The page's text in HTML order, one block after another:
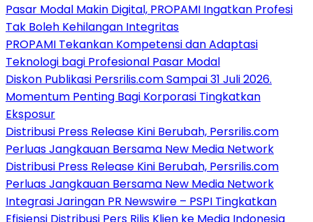
Pasar Modal Makin Digital, PROPAMI Ingatkan Profesi
Tak Boleh Kehilangan Integritas
PROPAMI Tekankan Kompetensi dan Adaptasi
Teknologi bagi Profesional Pasar Modal
Diskon Publikasi Persrilis.com Sampai 31 Juli 2026.
Momentum Penting Bagi Korporasi Tingkatkan
Eksposur
Distribusi Press Release Kini Berubah, Persrilis.com
Perluas Jangkauan Bersama New Media Network
Distribusi Press Release Kini Berubah, Persrilis.com
Perluas Jangkauan Bersama New Media Network
Integrasi Jaringan PR Newswire – PSPI Tingkatkan
Efisiensi Distribusi Pers Rilis Klien ke Media Indonesia